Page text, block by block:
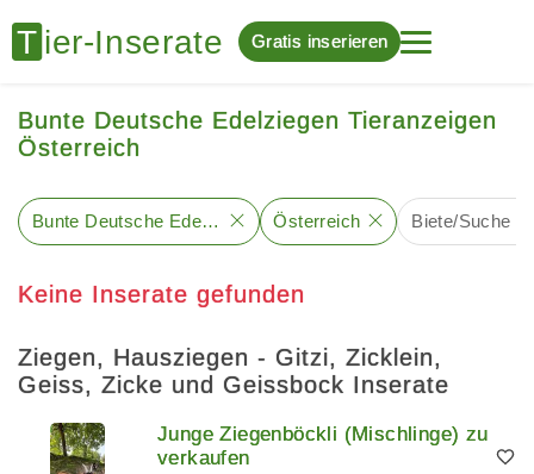
Gratis inserieren
Bunte Deutsche Edelziegen Tieranzeigen
Österreich
Bunte Deutsche Edelziege Österreich Biete/Suche
Keine Inserate gefunden
Ziegen, Hausziegen - Gitzi, Zicklein,
Geiss, Zicke und Geissbock Inserate
Junge Ziegenböckli (Mischlinge) zu
verkaufen